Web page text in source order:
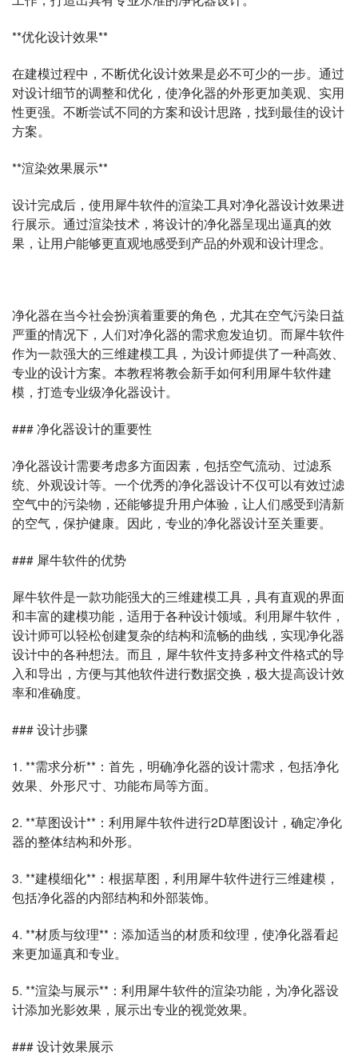
**优化设计效果**
在建模过程中，不断优化设计效果是必不可少的一步。通过
对设计细节的调整和优化，使净化器的外形更加美观、实用
性更强。不断尝试不同的方案和设计思路，找到最佳的设计
方案。
**渲染效果展示**
设计完成后，使用犀牛软件的渲染工具对净化器设计效果进
行展示。通过渲染技术，将设计的净化器呈现出逼真的效
果，让用户能够更直观地感受到产品的外观和设计理念。
净化器在当今社会扮演着重要的角色，尤其在空气污染日益
严重的情况下，人们对净化器的需求愈发迫切。而犀牛软件
作为一款强大的三维建模工具，为设计师提供了一种高效、
专业的设计方案。本教程将教会新手如何利用犀牛软件建
模，打造专业级净化器设计。
### 净化器设计的重要性
净化器设计需要考虑多方面因素，包括空气流动、过滤系
统、外观设计等。一个优秀的净化器设计不仅可以有效过滤
空气中的污染物，还能够提升用户体验，让人们感受到清新
的空气，保护健康。因此，专业的净化器设计至关重要。
### 犀牛软件的优势
犀牛软件是一款功能强大的三维建模工具，具有直观的界面
和丰富的建模功能，适用于各种设计领域。利用犀牛软件，
设计师可以轻松创建复杂的结构和流畅的曲线，实现净化器
设计中的各种想法。而且，犀牛软件支持多种文件格式的导
入和导出，方便与其他软件进行数据交换，极大提高设计效
率和准确度。
### 设计步骤
1. **需求分析**：首先，明确净化器的设计需求，包括净化
效果、外形尺寸、功能布局等方面。
2. **草图设计**：利用犀牛软件进行2D草图设计，确定净化
器的整体结构和外形。
3. **建模细化**：根据草图，利用犀牛软件进行三维建模，
包括净化器的内部结构和外部装饰。
4. **材质与纹理**：添加适当的材质和纹理，使净化器看起
来更加逼真和专业。
5. **渲染与展示**：利用犀牛软件的渲染功能，为净化器设
计添加光影效果，展示出专业的视觉效果。
### 设计效果展示